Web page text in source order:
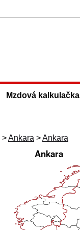
Mzdová kalkulačka
>Ankara >Ankara